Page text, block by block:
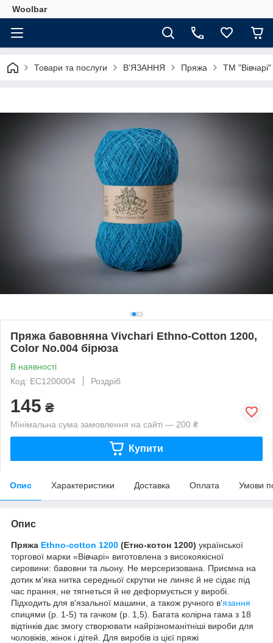
Woolbar
Товари та послуги В'ЯЗАННЯ Пряжа ТМ "Вівчарі"
Пряжа бавовняна Vivchari Ethno-Cotton 1200,
Color No.004 бірюза
В наявності
Код: EC1200004
Роздріб
145 ₴
Мінімальна сума замовлення на сайті — 200 ₴
Купити
Опис Характеристики Доставка Оплата Умови
Опис
Пряжа Ethno-cotton 1200 (Етно-котон 1200) української
торгової марки «Вівчарі» виготовлена з високоякісної
сировини: бавовни та льону. Не мерсеризована. Приємна на
дотик м'яка нитка середньої скрутки не линяє й не сідає під
час прання, не тягнеться й не деформується у виробі.
Підходить для в'язальної машини, а також ручного в'язання
спицями (р. 1-5) та гачком (р. 1,5). Багата колірна гама з 18
відтінків дає змогу створювати найрізноманітніші вироби для
чоловіків, жінок і дітей. Для виробів із цієї пряжі